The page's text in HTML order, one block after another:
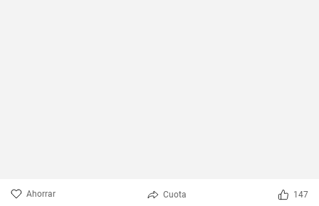
Ahorrar Cuota 147